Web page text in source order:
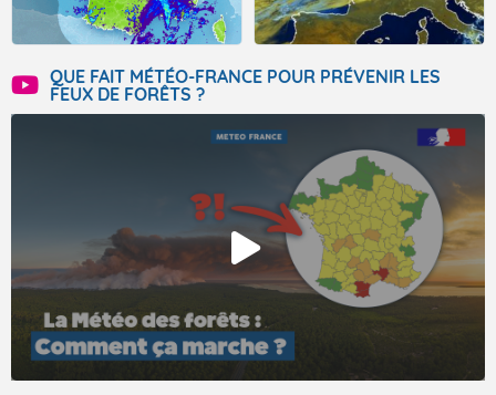
QUE FAIT MÉTÉO-FRANCE POUR PRÉVENIR LES
FEUX DE FORÊTS ?